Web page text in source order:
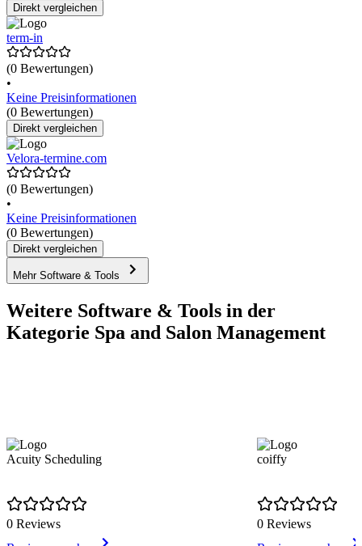
Direkt vergleichen
term-in
(0 Bewertungen)
•
Keine Preisinformationen
(0 Bewertungen)
Direkt vergleichen
Velora-termine.com
(0 Bewertungen)
•
Keine Preisinformationen
(0 Bewertungen)
Direkt vergleichen
Mehr Software & Tools
Weitere Software & Tools in der
Kategorie Spa and Salon Management
Acuity Scheduling
0 Reviews
coiffy
0 Reviews